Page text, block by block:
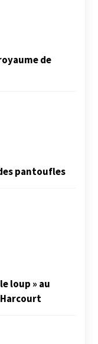
de
pantoufles
loup » au